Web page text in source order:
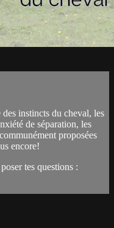
instincts du cheval, les
de séparation, les
proposées
encore!
tes questions :